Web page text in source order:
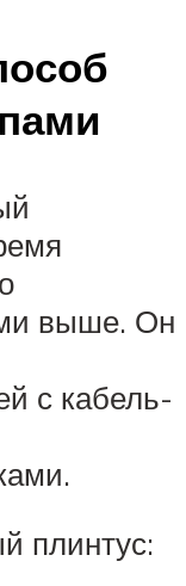
выше. Он
с кабель-
плинтус: